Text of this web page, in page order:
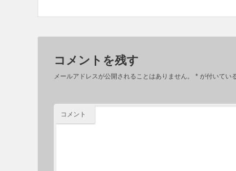
コメントを残す
メールアドレスが公開されることはありません。 * が付いてい
コメント